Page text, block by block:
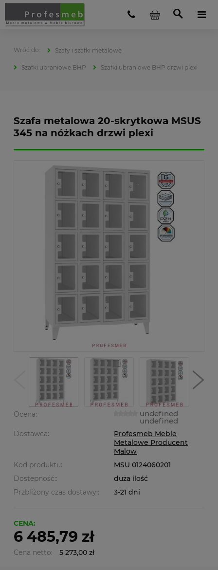
Szafy i szafki metalowe
Szafki ubraniowe BHP Szafki ubraniowe BHP drzwi plexi
Szafa metalowa 20-skrytkowa MSUS
345 na nóżkach drzwi plexi
Ocena: undefined
undefined
Dostawca:
Profesmeb Meble
Metalowe Producent
Malow
Kod produktu:
MSU 0124060201
Dostepność::
duża ilość
Przbliżony czas dostawy::
3-21 dni
CENA:
6 485,79 zł
Cena netto: 5 273,00 zł